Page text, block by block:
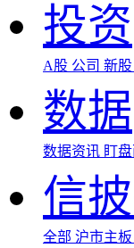
投资
A股 公司 新股
数据
数据资讯 盯
信
全部 沪市主板